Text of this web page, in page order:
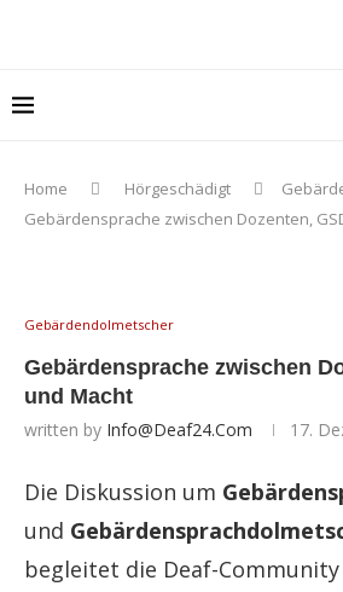
Home Hörgeschädigt
Gebärdensprache zwischen Dozenten,
Gebärdendolmetscher
Gebärdensprache zwischen
und Macht
written by Info@deaf24.com 17.
Die Diskussion um
und
begleitet die Deaf-